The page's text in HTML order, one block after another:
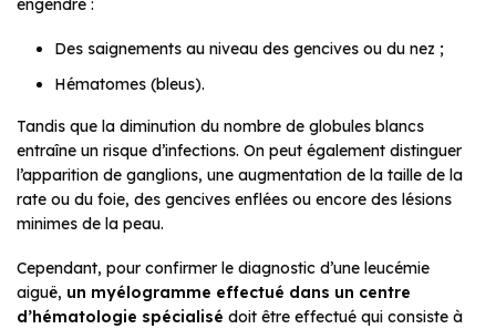
engendre :
Des saignements au niveau des gencives ou du nez ;
Hématomes (bleus).
Tandis que la diminution du nombre de globules blancs
entraîne un risque d’infections. On peut également distinguer
l’apparition de ganglions, une augmentation de la taille de la
rate ou du foie, des gencives enflées ou encore des lésions
minimes de la peau.
Cependant, pour confirmer le diagnostic d’une leucémie
aiguë, un myélogramme effectué dans un centre
d’hématologie spécialisé doit être effectué qui consiste à